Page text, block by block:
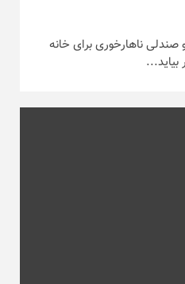
ناهارخوری برای خانه